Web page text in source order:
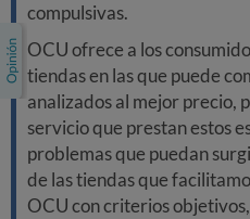
compulsivas.
OCU ofrece a los
tiendas en las que puede
analizados al mejor precio,
servicio que prestan estos
problemas que puedan
de las tiendas que
OCU con criterios